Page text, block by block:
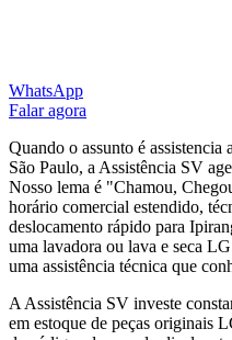
WhatsApp
Falar agora
Quando o assunto é
São Paulo, a Assistência SV
Nosso lema é "Chamou,
horário comercial estendido,
deslocamento rápido para
uma lavadora ou lava e seca
uma assistência técnica que
A Assistência SV investe
em estoque de peças originais